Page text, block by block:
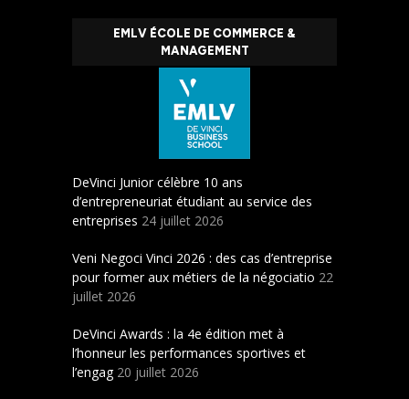
EMLV ÉCOLE DE COMMERCE &
MANAGEMENT
DeVinci Junior célèbre 10 ans
d’entrepreneuriat étudiant au service des
entreprises 24 juillet 2026
Veni Negoci Vinci 2026 : des cas d’entreprise
pour former aux métiers de la négociatio 22
juillet 2026
DeVinci Awards : la 4e édition met à
l’honneur les performances sportives et
l’engag 20 juillet 2026